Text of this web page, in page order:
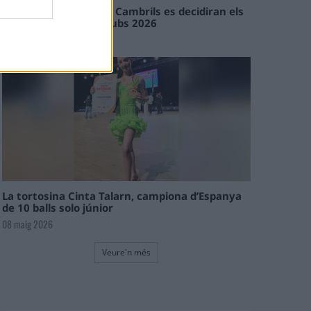
En les tirades de Flix i Cambrils es decidiran els
campions de l’Interclubs 2026
La tortosina Cinta Talarn, campiona d’Espanya
de 10 balls solo júnior
08 maig 2026
Veure'n més